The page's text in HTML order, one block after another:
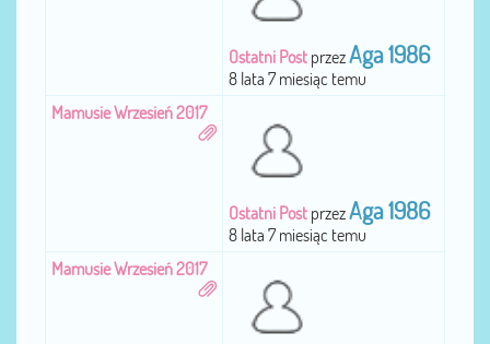
Ostatni Post przezAga 1986
8 lata 7 miesiąc temu
Mamusie Wrzesień 2017
Ostatni Post przezAga 1986
8 lata 7 miesiąc temu
Mamusie Wrzesień 2017